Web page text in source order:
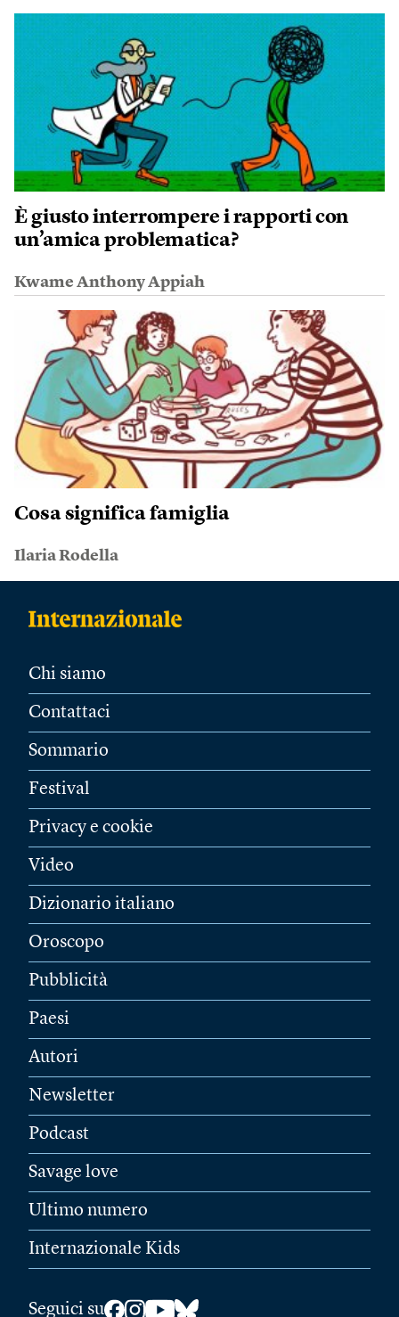
È giusto interrompere i rapporti con
un’amica problematica?
Kwame Anthony Appiah
Cosa significa famiglia
Ilaria Rodella
Chi siamo
Contattaci
Sommario
Festival
Privacy e cookie
Video
Dizionario italiano
Oroscopo
Pubblicità
Paesi
Autori
Newsletter
Podcast
Savage love
Ultimo numero
Internazionale Kids
Seguici su